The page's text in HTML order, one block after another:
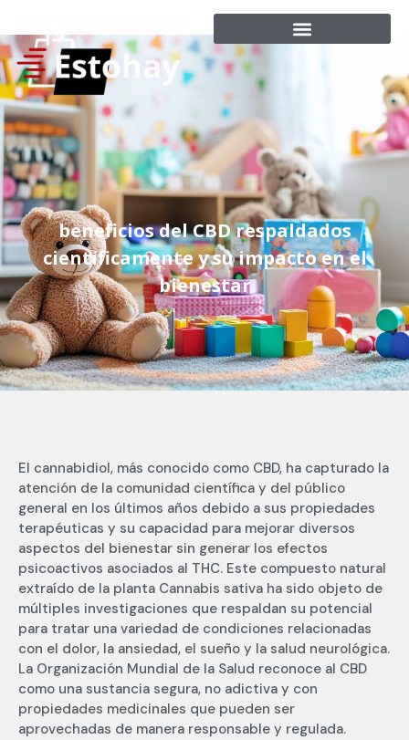
beneficios del CBD respaldados
científicamente y su impacto en el
bienestar
El cannabidiol, más conocido como CBD, ha capturado la
atención de la comunidad científica y del público
general en los últimos años debido a sus propiedades
terapéuticas y su capacidad para mejorar diversos
aspectos del bienestar sin generar los efectos
psicoactivos asociados al THC. Este compuesto natural
extraído de la planta Cannabis sativa ha sido objeto de
múltiples investigaciones que respaldan su potencial
para tratar una variedad de condiciones relacionadas
con el dolor, la ansiedad, el sueño y la salud neurológica.
La Organización Mundial de la Salud reconoce al CBD
como una sustancia segura, no adictiva y con
propiedades medicinales que pueden ser
aprovechadas de manera responsable y regulada.